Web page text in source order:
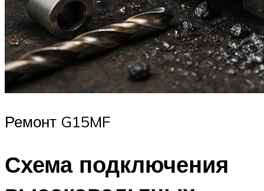
Ремонт G15MF
Схема подключения